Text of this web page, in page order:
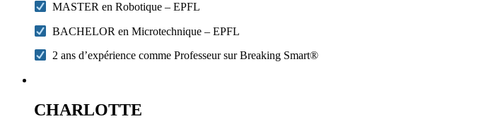
MASTER en Robotique – EPFL
BACHELOR en Microtechnique – EPFL
2 ans d’expérience comme Professeur sur Breaking Smart®
CHARLOTTE